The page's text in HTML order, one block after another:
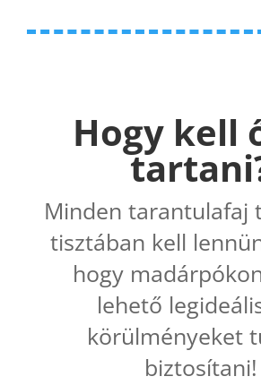
Hogy kell
Minden tarantulafaj
tisztában kell
hogy
lehető
körülményeket
biztosítani!